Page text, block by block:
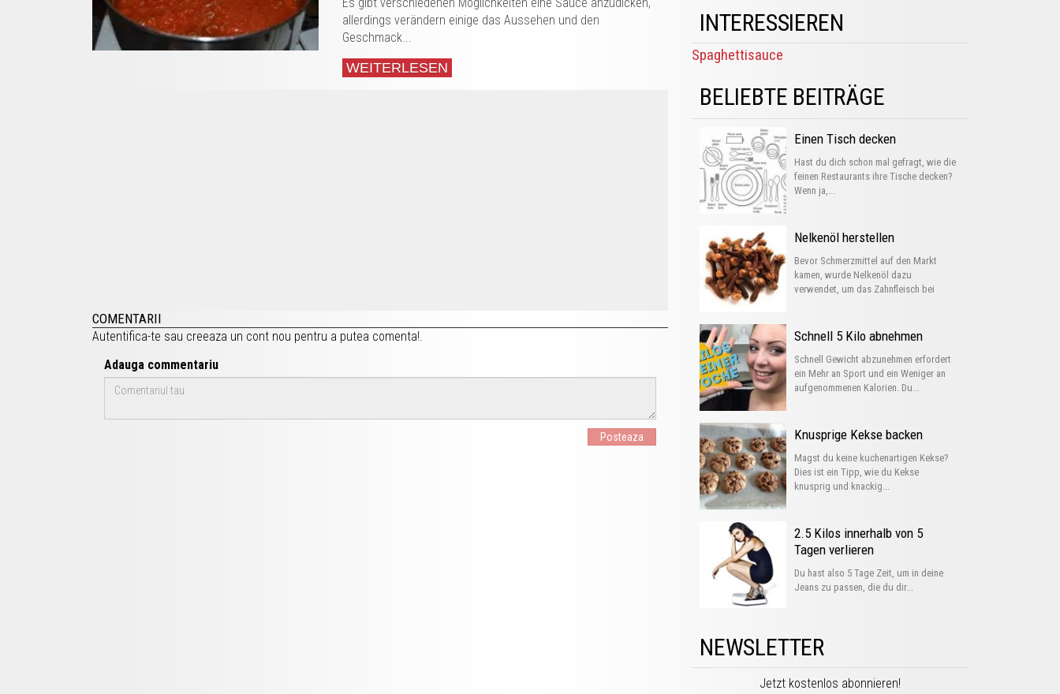
allerdings verändern einige das Aussehen und den
Geschmack...
WEITERLESEN
COMENTARII
Autentifica-te sau creeaza un cont nou pentru a putea comenta!.
Adauga commentariu
Posteaza
INTERESSIEREN
Spaghettisauce
BELIEBTE BEITRÄGE
Einen Tisch decken
Hast du dich schon mal gefragt, wie die
feinen Restaurants ihre Tische decken?
Wenn ja,...
Nelkenöl herstellen
Bevor Schmerzmittel auf den Markt
kamen, wurde Nelkenöl dazu
verwendet, um das Zahnfleisch bei
Schnell 5 Kilo abnehmen
Schnell Gewicht abzunehmen erfordert
ein Mehr an Sport und ein Weniger an
aufgenommenen Kalorien. Du...
Knusprige Kekse backen
Magst du keine kuchenartigen Kekse?
Dies ist ein Tipp, wie du Kekse
knusprig und knackig...
2.5 Kilos innerhalb von 5
Tagen verlieren
Du hast also 5 Tage Zeit, um in deine
Jeans zu passen, die du dir...
NEWSLETTER
Jetzt kostenlos abonnieren!